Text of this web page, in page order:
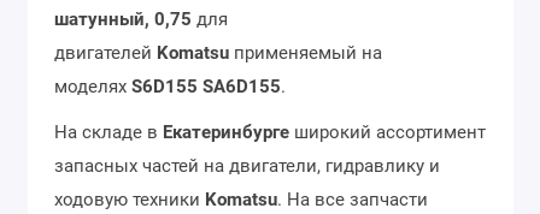
шатунный, 0,75 для
двигателей Komatsu применяемый на
моделях S6D155 SA6D155.
На складе в Екатеринбурге широкий ассортимент
запасных частей на двигатели, гидравлику и
ходовую техники Komatsu. На все запчасти